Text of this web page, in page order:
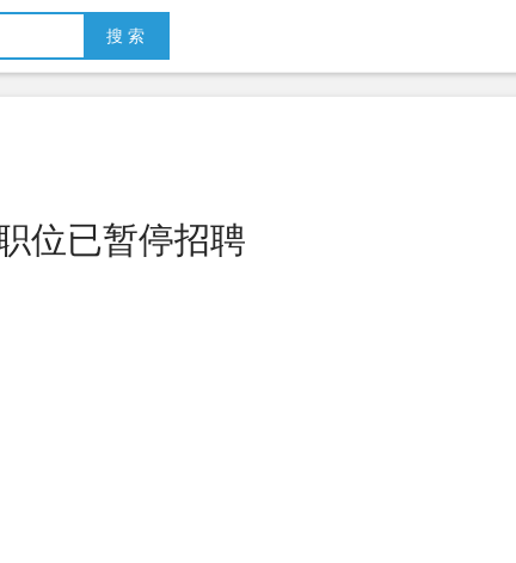
搜 索
位已暂停招聘